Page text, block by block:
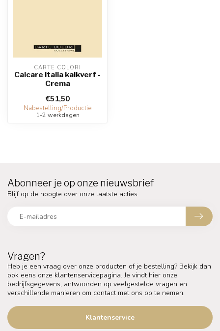
CARTE COLORI
Calcare Italia kalkverf -
Crema
€51,50
Nabestelling/Productie
1-2 werkdagen
Vragen?
Heb je een vraag over onze producten of je bestelling? Bekijk dan
ook eens onze klantenservicepagina. Je vindt hier onze
bedrijfsgegevens, antwoorden op veelgestelde vragen en
verschillende manieren om contact met ons op te nemen.
Klantenservice
Abonneer je op onze nieuwsbrief
Blijf op de hoogte over onze laatste acties